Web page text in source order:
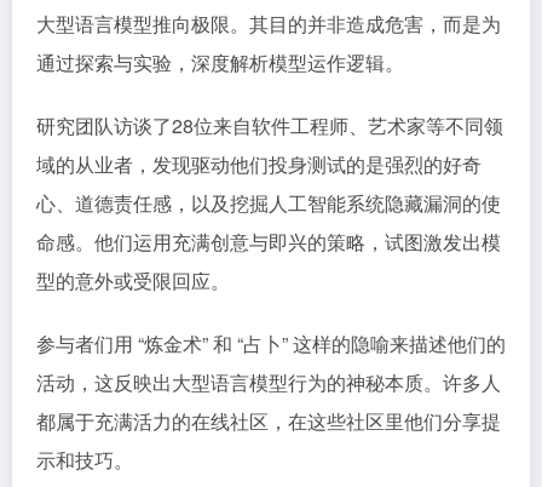
大型语言模型推向极限。其目的并非造成危害，而是为
通过探索与实验，深度解析模型运作逻辑。
研究团队访谈了28位来自软件工程师、艺术家等不同领
域的从业者，发现驱动他们投身测试的是强烈的好奇
心、道德责任感，以及挖掘人工智能系统隐藏漏洞的使
命感。他们运用充满创意与即兴的策略，试图激发出模
型的意外或受限回应。
参与者们用 “炼金术” 和 “占卜” 这样的隐喻来描述他们的
活动，这反映出大型语言模型行为的神秘本质。许多人
都属于充满活力的在线社区，在这些社区里他们分享提
示和技巧。